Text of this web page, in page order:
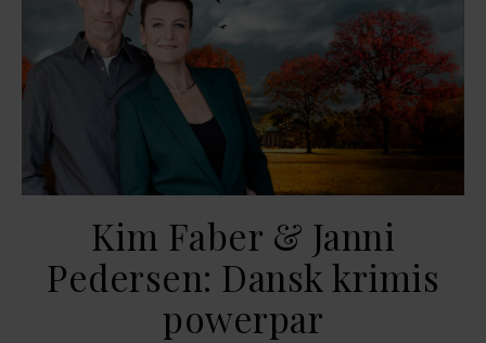
Kim Faber & Janni
Pedersen: Dansk krimis
powerpar